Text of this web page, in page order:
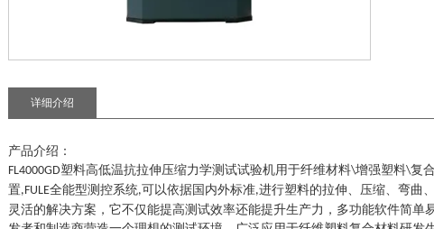
详细介绍
产品介绍：
FL4000GD塑料高低温抗拉伸压缩力学测试试验机用于纤维材料\增强塑料\复
置,FULE全能型测控系统,可以依据国内外标准,进行塑料的拉伸、压缩、弯曲
灵活的解决方案，它不仅能提高测试效率还能提升生产力，多功能软件简